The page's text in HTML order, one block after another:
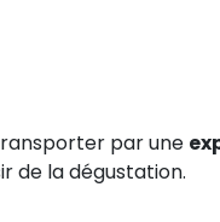
par une
de la dégustation.